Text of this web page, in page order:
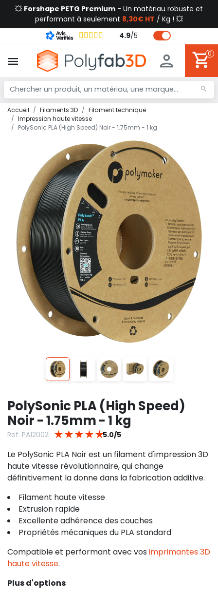
💥 Forshape PETG Premium - Un matériau robuste et
performant à seulement 8,30€ HT / Kg ! 💥
4.9/5
0
Accueil Filaments 3D
Filament technique
Impression haute vitesse
PolySonic PLA (High Speed) Noir - 1.75mm - 1 kg
PolySonic PLA (High Speed)
Noir - 1.75mm - 1 kg
Ref. PA12002 ★ ★ ★ ★ ★5.0/5
Le PolySonic PLA Noir est un filament d'impression 3D
haute vitesse révolutionnaire, qui change
définitivement la donne dans la fabrication additive.
Filament haute vitesse
Extrusion rapide
Excellente adhérence des couches
Propriétés mécaniques du PLA standard
Compatible et performant avec vos imprimantes 3D
haute vitesse.
Plus d'options